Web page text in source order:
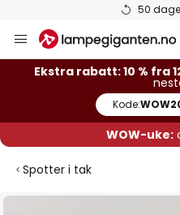
50
Hopp
til
innhold
Ekstra rabatt: 10 % fra
Kode:
WOW-uke:
Spotter i tak
Gå